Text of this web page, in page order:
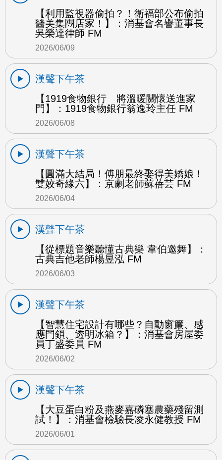
【利用監視器偷拍？！衛福部公布偷拍
醫美集團店家！】：消基會名譽董事長
吳榮達律師 FM
2026/06/09
漢聲下午茶
【1919食物銀行 將溫暖關懷送進家
門】：1919食物銀行翁逸玲主任 FM
2026/06/08
漢聲下午茶
【圓滿大結局！傅朋最終娶得美嬌娘！
雙姣奇緣六】：京劇老師蘇蓓芸 FM
2026/06/04
漢聲下午茶
【從標題音樂聽懂古典樂 韋伯邀舞】：
古典吉他老師楊昱泓 FM
2026/06/03
漢聲下午茶
【智慧住宅設計有哪些？自動窗簾、感
應門鎖、透明冰箱？】：消基會房屋委
員丁盛委員 FM
2026/06/02
漢聲下午茶
【大豆蛋白粉及燕麥嘉磷塞農藥殘留測
試！】：消基會檢驗長凌永健教授 FM
2026/06/01